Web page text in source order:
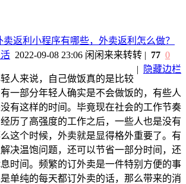
卖返利小程序有哪些，外卖返利怎么做？
2022-09-08 23:06 闲闲来来转转
|
隐藏边栏
| 77 0
人来说，自己做饭真的是比较
一部分年轻人确实是不会做饭的，有些人
有这样的时间。毕竟现在社会的工作节奏
历了高强度的工作之后，一些人也是没有
这个时候，外卖就是显得格外重要了。有
决温饱问题，还可以节省一部分时间，还
时间。频繁的订外卖是一件特别方便的事
单纯的每天都订外卖的话，那么带来的消